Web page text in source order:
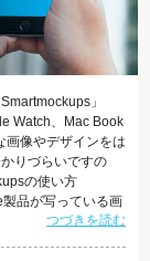
」
Watch、Mac Book
画像やデザインをは
りづらいですの
の使い方
品が写っている画
ずれも、製品の液晶
つづきを読む